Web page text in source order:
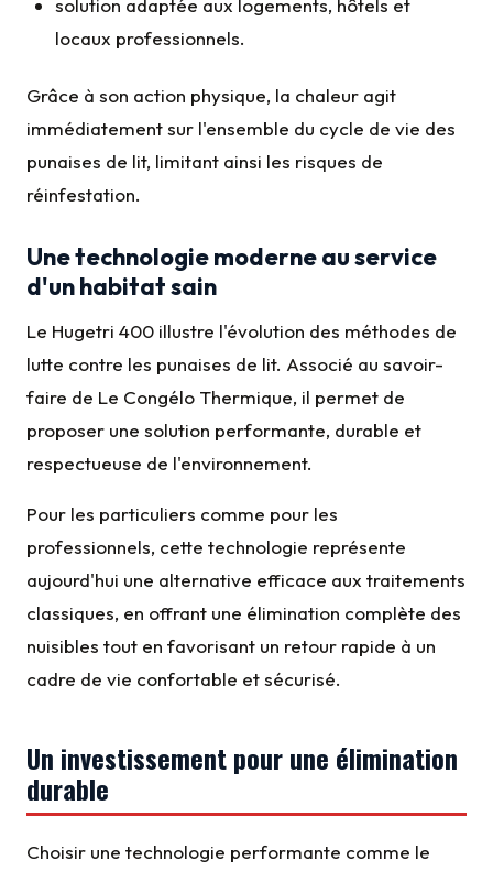
locaux professionnels.
Grâce à son action physique, la chaleur agit
immédiatement sur l'ensemble du cycle de vie des
punaises de lit, limitant ainsi les risques de
réinfestation.
Une technologie moderne au service
d'un habitat sain
Le Hugetri 400 illustre l'évolution des méthodes de
lutte contre les punaises de lit. Associé au savoir-
faire de Le Congélo Thermique, il permet de
proposer une solution performante, durable et
respectueuse de l'environnement.
Pour les particuliers comme pour les
professionnels, cette technologie représente
aujourd'hui une alternative efficace aux traitements
classiques, en offrant une élimination complète des
nuisibles tout en favorisant un retour rapide à un
cadre de vie confortable et sécurisé.
Un investissement pour une élimination
durable
Choisir une technologie performante comme le